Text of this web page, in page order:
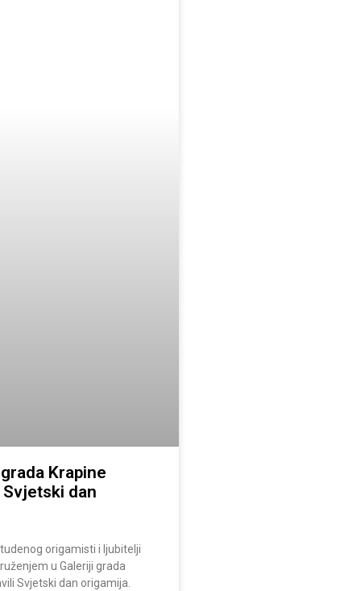
Krapine
dan
origamisti i ljubitelji
u Galeriji grada
Svjetski dan origamija.